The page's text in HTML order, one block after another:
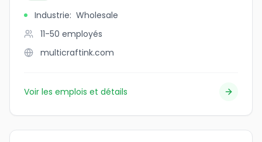
Industrie: Wholesale
11-50 employés
multicraftink.com
Voir les emplois et détails